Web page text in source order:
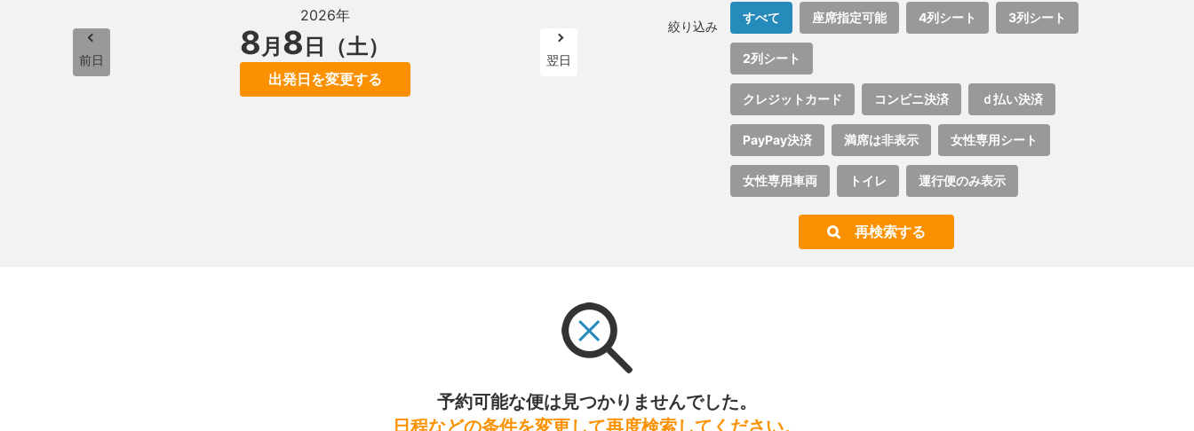
前日
2026年
8月 8 日（土）
出発日を変更する
翌日
絞り込み
すべて 座席指定可能 4列シート 3列シート
2列シート
クレジットカード コンビニ決済 ｄ払い決済
PayPay決済 満席は非表示 女性専用シート
女性専用車両 トイレ 運行便のみ表示
再検索する
予約可能な便は見つかりませんでした。
日程などの条件を変更して再度検索してください。